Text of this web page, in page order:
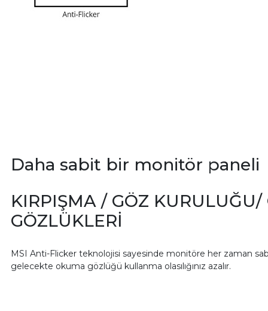
Daha sabit bir monitör paneli
KIRPIŞMA / GÖZ
GÖZLÜKLERİ
MSI Anti-Flicker teknolojisi sayesinde monitöre her zaman
gelecekte okuma gözlüğü kullanma olasılığınız azalır.